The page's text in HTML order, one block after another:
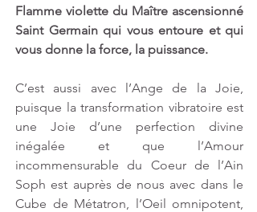
Flamme violette du Maître ascensionné
Saint Germain qui vous entoure et qui
vous donne la force, la puissance.
C’est aussi avec l’Ange de la Joie,
puisque la transformation vibratoire est
une Joie d’une perfection divine
inégalée et que l’Amour
incommensurable du Coeur de l’Ain
Soph est auprès de nous avec dans le
Cube de Métatron, l’Oeil omnipotent,